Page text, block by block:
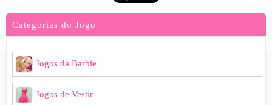
Categorias do Jogo
Jogos da Barbie
Jogos de Vestir